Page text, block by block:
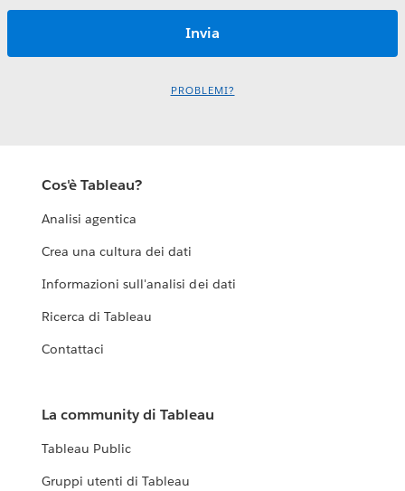
PROBLEMI?
Cos'è Tableau?
Analisi agentica
Crea una cultura dei dati
Informazioni sull'analisi dei dati
Ricerca di Tableau
Contattaci
La community di Tableau
Tableau Public
Gruppi utenti di Tableau